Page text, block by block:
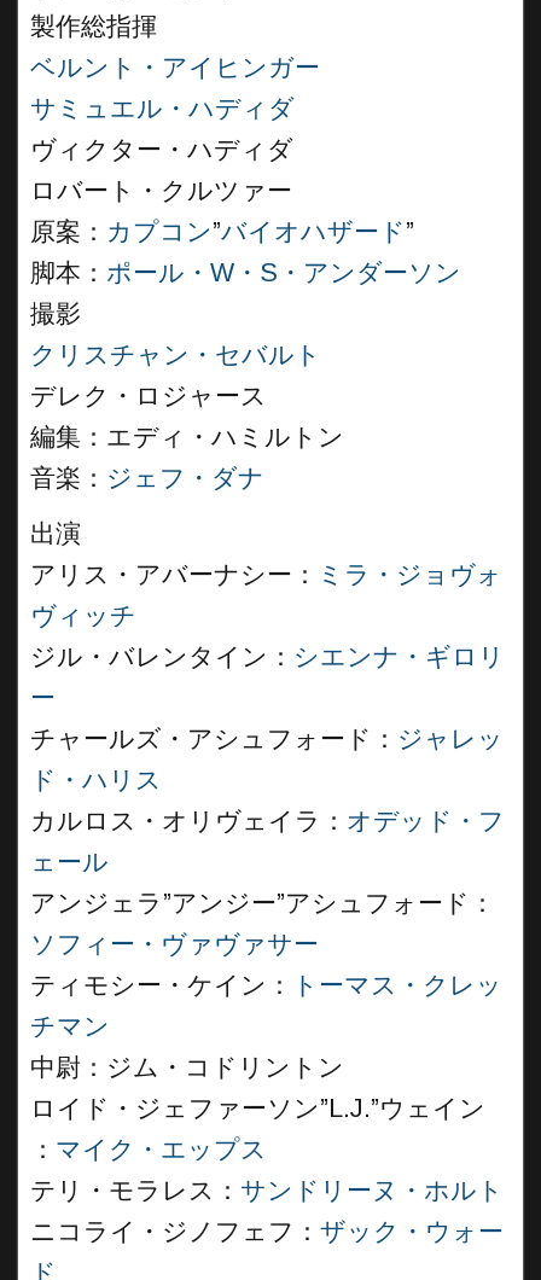
製作総指揮
ベルント・アイヒンガー
サミュエル・ハディダ
ヴィクター・ハディダ
ロバート・クルツァー
原案： カプコン”バイオハザード”
脚本： ポール・W・S・アンダーソン
撮影
クリスチャン・セバルト
デレク・ロジャース
編集：エディ・ハミルトン
音楽： ジェフ・ダナ
出演
アリス・アバーナシー： ミラ・ジョヴォ
ヴィッチ
ジル・バレンタイン： シエンナ・ギロリ
ー
チャールズ・アシュフォード： ジャレッ
ド・ハリス
カルロス・オリヴェイラ： オデッド・フ
ェール
アンジェラ”アンジー”アシュフォード：
ソフィー・ヴァヴァサー
ティモシー・ケイン：
トーマス・クレッ
チマン
中尉：ジム・コドリントン
ロイド・ジェファーソン”L.J.”ウェイン
： マイク・エップス
テリ・モラレス： サンドリーヌ・ホルト
ニコライ・ジノフェフ： ザック・ウォー
ド